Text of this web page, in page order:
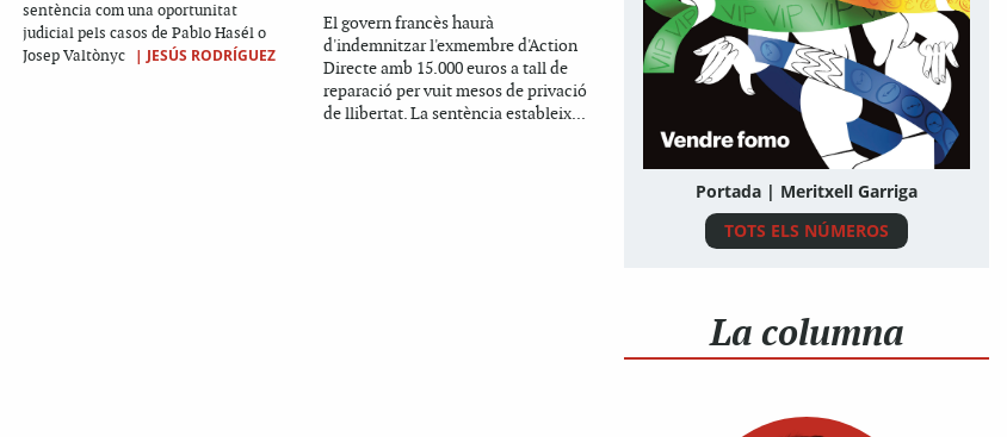
sentència com una oportunitat
judicial pels casos de Pablo Hasél o
Josep Valtònyc
| JESÚS RODRÍGUEZ
El govern francès haurà
d'indemnitzar l'exmembre d'Action
Directe amb 15.000 euros a tall de
reparació per vuit mesos de privació
de llibertat. La sentència estableix...
Portada | Meritxell Garriga
TOTS ELS NÚMEROS
La columna